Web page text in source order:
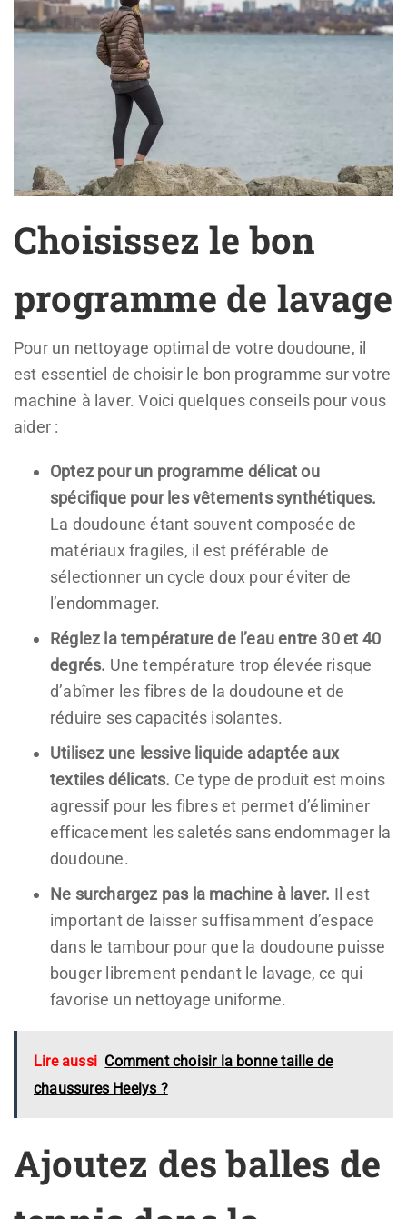
Choisissez le bon
programme de lavage
Pour un nettoyage optimal de votre doudoune, il
est essentiel de choisir le bon programme sur votre
machine à laver. Voici quelques conseils pour vous
aider :
Optez pour un programme délicat ou
spécifique pour les vêtements synthétiques.
La doudoune étant souvent composée de
matériaux fragiles, il est préférable de
sélectionner un cycle doux pour éviter de
l’endommager.
Réglez la température de l’eau entre 30 et 40
degrés. Une température trop élevée risque
d’abîmer les fibres de la doudoune et de
réduire ses capacités isolantes.
Utilisez une lessive liquide adaptée aux
textiles délicats. Ce type de produit est moins
agressif pour les fibres et permet d’éliminer
efficacement les saletés sans endommager la
doudoune.
Ne surchargez pas la machine à laver. Il est
important de laisser suffisamment d’espace
dans le tambour pour que la doudoune puisse
bouger librement pendant le lavage, ce qui
favorise un nettoyage uniforme.
Lire aussi Comment choisir la bonne taille de
chaussures Heelys ?
Ajoutez des balles de